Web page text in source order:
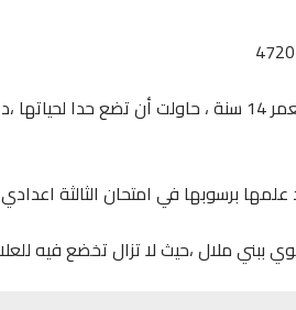
افادت مصادر أرض بلادي من الفقيه بن صالح أن تلميذة تبلغ من العمر 14 سنة ،
برسوبها في امتحان الثالثة
ملال ،حيث لا تزال تخضع فيه